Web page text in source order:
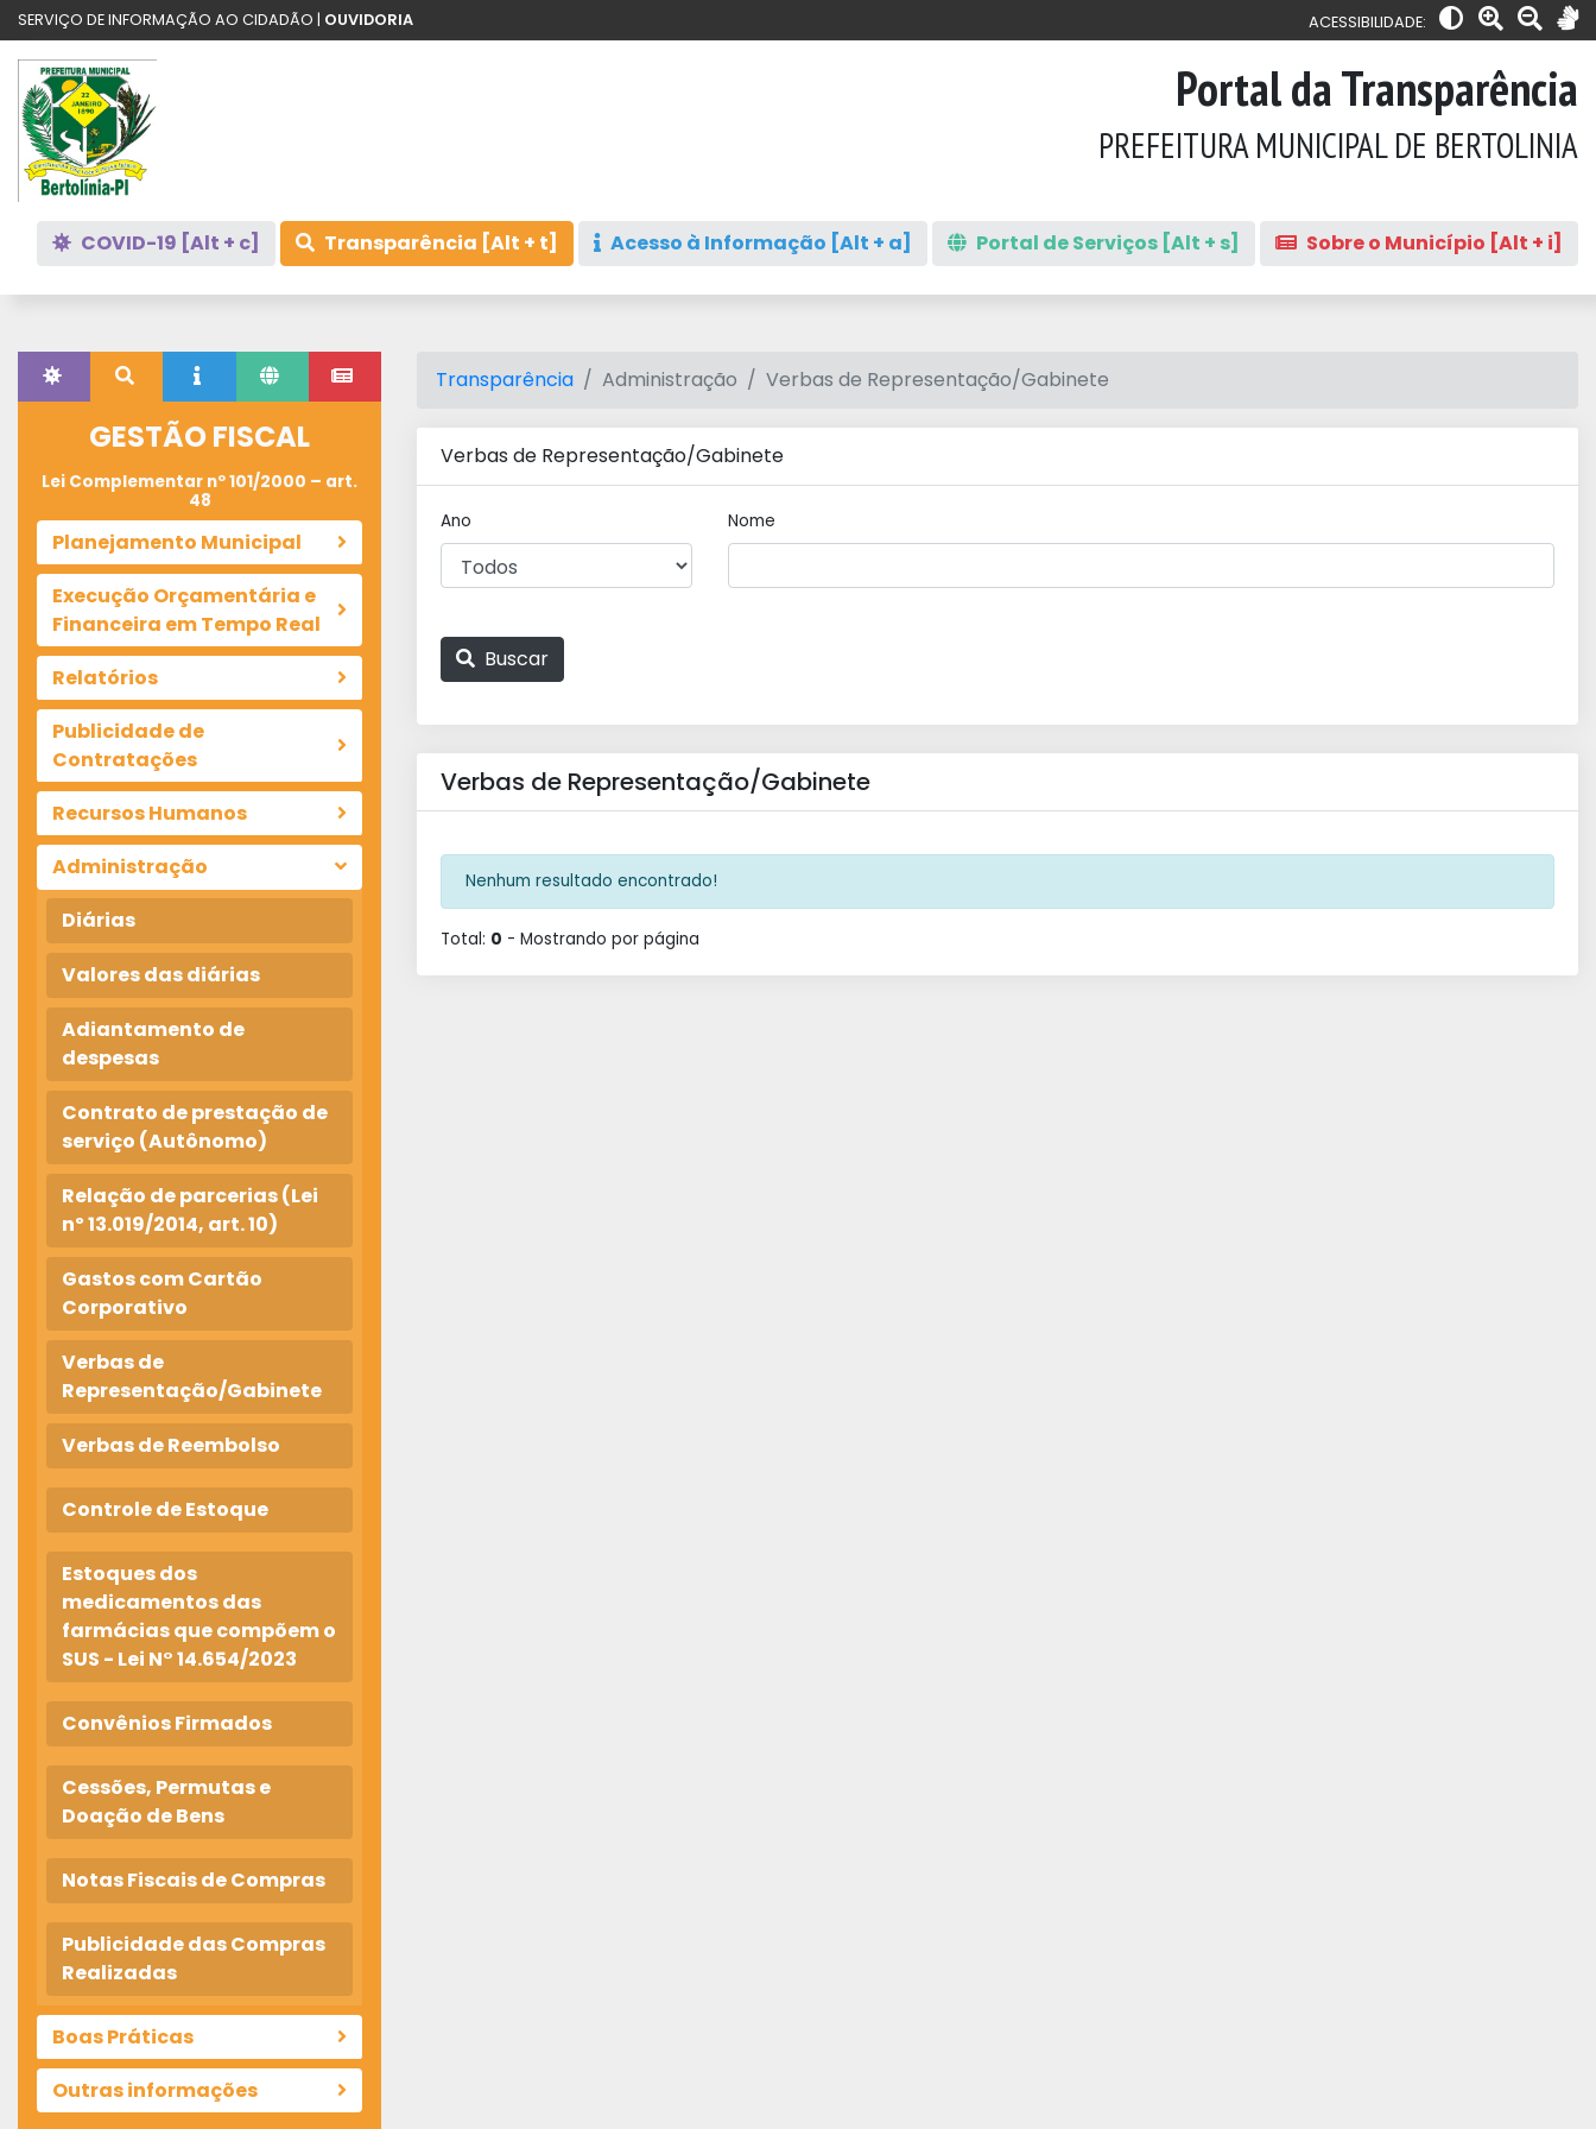
SERVIÇO DE INFORMAÇÃO AO CIDADÃO | OUVIDORIA ACESSIBILIDADE:
Portal da Transparência
PREFEITURA MUNICIPAL DE BERTOLINIA
COVID-19 [Alt + c] Transparência [Alt + t] Acesso à Informação [Alt + a] Portal de Serviços [Alt + s] Sobre o Município [Alt + i]
GESTÃO FISCAL
Lei Complementar nº 101/2000 – art.
48
Planejamento Municipal
Execução Orçamentária e
Financeira em Tempo Real
Relatórios
Publicidade de
Contratações
Recursos Humanos
Administração
Diárias
Valores das diárias
Adiantamento de
despesas
Contrato de prestação de
serviço (Autônomo)
Relação de parcerias (Lei
nº 13.019/2014, art. 10)
Gastos com Cartão
Corporativo
Verbas de
Representação/Gabinete
Verbas de Reembolso
Controle de Estoque
Estoques dos
medicamentos das
farmácias que compõem o
SUS - Lei N° 14.654/2023
Convênios Firmados
Cessões, Permutas e
Doação de Bens
Notas Fiscais de Compras
Publicidade das Compras
Realizadas
Boas Práticas
Outras informações
Transparência Administração Verbas de Representação/Gabinete
Verbas de Representação/Gabinete
Ano Nome
Buscar
Verbas de Representação/Gabinete
Nenhum resultado encontrado!
Total: 0 - Mostrando por página